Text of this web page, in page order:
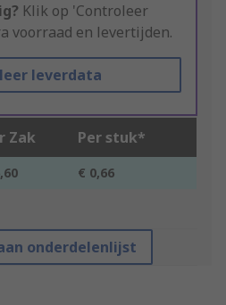
Klik op 'Controleer
voorraad en levertijden.
leverdata
Zak Per stuk*
€ 0,66
onderdelenlijst